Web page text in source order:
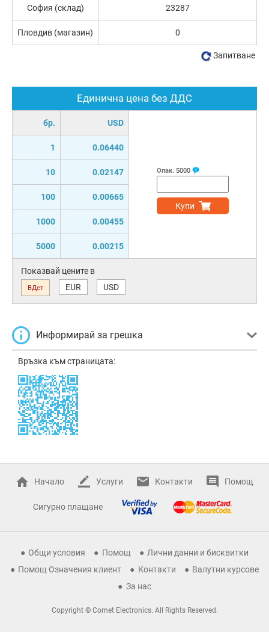
Единична цена без ДДС
бр. USD
1 0.06440
10 0.02147
100 0.00665
1000 0.00455
5000 0.00215
Опак. 5000
Купи
Показвай цените в
ВДст EUR USD
Информирай за грешка
Връзка към страницата:
София (склад) 23287
Пловдив (магазин) 0
Запитване
Начало Услуги Контакти Помощ
Сигурно плащане
Общи условия Помощ
Лични данни и бисквитки
Помощ Означения клиент
Контакти
Валутни курсове
За нас
Copyright © Comet Electronics. All Rights Reserved.